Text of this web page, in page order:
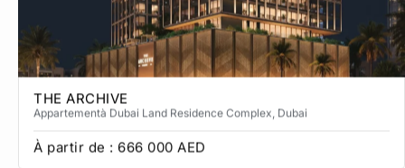
THE ARCHIVE
Appartementà Dubai Land Residence Complex , Dubai
À partir de : 666 000 AED